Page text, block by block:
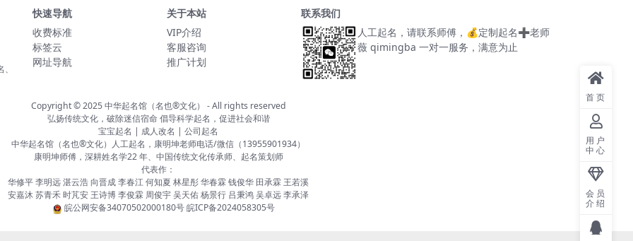
快速导航
收费标准
标签云
网址导航
关于本站
VIP介绍
客服咨询
推广计划
联系我们
人工起名，请联系师傅， 💰定制起名➕老师
薇 qimingba 一对一服务，满意为止
Copyright © 2025中华起名馆（名也®文化） - All rights reserved
弘扬传统文化，破除迷信宿命 倡导科学起名，促进社会和谐
宝宝起名 | 成人改名 | 公司起名
中华起名馆（名也®文化）人工起名，康明坤老师电话/微信（13955901934）
康明坤师傅，深耕姓名学22 年、中国传统文化传承师、起名策划师
代表作：
华修平 李明远 湛云浩 向晋成 李春江 何知夏 林星彤 华春霖 钱俊华 田承霖 王若溪
安嘉沐 苏青禾 时芃安 王诗博 李俊霖 周俊宇 吴天佑 杨景行 吕秉鸿 吴卓远 李承泽
皖公网安备34070502000180号皖ICP备2024058305号
首页
用户
中心
会员
介绍